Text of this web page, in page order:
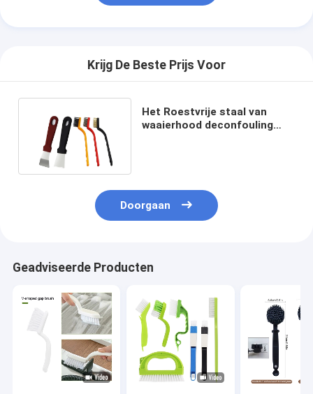
Krijg De Beste Prijs Voor
Het Roestvrije staal van
waaierhood deconfouling
Doorgaan
Geadviseerde Producten